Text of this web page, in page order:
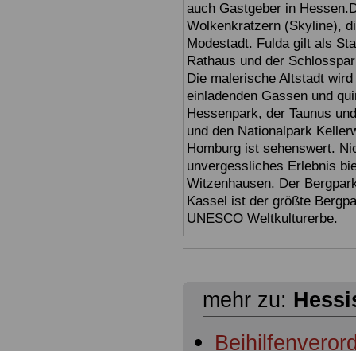
auch Gastgeber in
Wolkenkratzern (Skyline),
Modestadt. Fulda gilt als
Rathaus und der
Die malerische Altstadt
einladenden Gassen und
Hessenpark, der Taunus
und den Nationalpark
Homburg ist sehenswert.
unvergessliches Erlebnis
Witzenhausen. Der
Kassel ist der größte
UNESCO Weltkulturerbe.
mehr zu: